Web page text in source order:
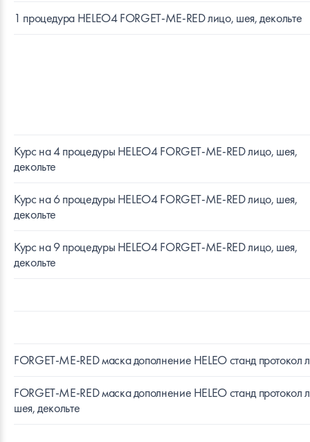
1 процедура HELEO4 FORGET-ME-RED лицо, шея, декольте
Курс на 4 процедуры HELEO4 FORGET-ME-RED лицо, шея,
декольте
Курс на 6 процедуры HELEO4 FORGET-ME-RED лицо, шея,
декольте
Курс на 9 процедуры HELEO4 FORGET-ME-RED лицо, шея,
декольте
FORGET-ME-RED маска дополнение HELEO станд протокол
FORGET-ME-RED маска дополнение HELEO станд протокол
шея, декольте